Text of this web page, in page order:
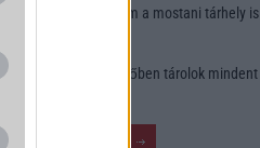
Nem, nekem a mostani tárhely is
Inkább felhőben tárolok mindent